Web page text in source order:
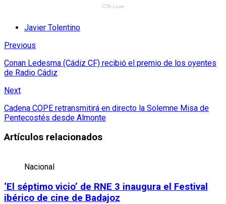
Javier Tolentino
Previous
Conan Ledesma (Cádiz CF) recibió el premio de los oyentes
de Radio Cádiz
Next
Cadena COPE retransmitirá en directo la Solemne Misa de
Pentecostés desde Almonte
Artículos relacionados
Nacional
‘El séptimo vicio’ de RNE 3 inaugura el Festival
ibérico de cine de Badajoz